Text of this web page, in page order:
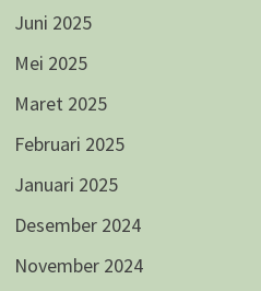
Juni 2025
Mei 2025
Maret 2025
Februari 2025
Januari 2025
Desember 2024
November 2024